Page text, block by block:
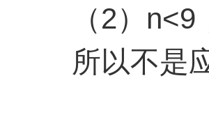
（2）
所以不是